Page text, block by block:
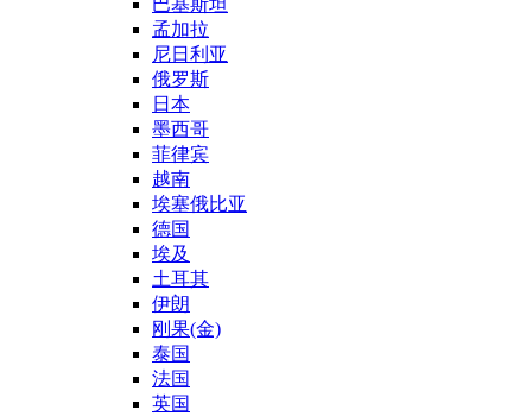
孟加拉
尼日利亚
俄罗斯
日本
墨西哥
菲律宾
越南
埃塞俄比亚
德国
埃及
土耳其
伊朗
刚果(金)
泰国
法国
英国